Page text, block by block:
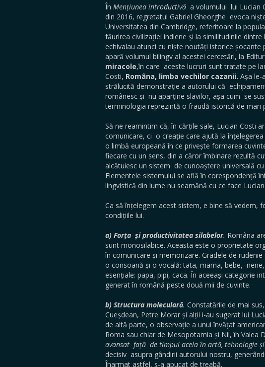
În Mențiunea introductivă a volumului lui Lucian
din 2016, regretatul Gabriel Gheorghe evoca
Universitatea din Cambridge, referitoare la
făurirea civilizației indiene și la similitudinile
echivalau atunci cu niște noutăți istorice
apară volumul bilingv al acestei cercetări, la
miracole,în care aceste lucruri sunt tratate pe
Costi, Româna, limba vechilor cazanii. Așa le-
strălucită demonstrație a autorului că
românesc și nu aparține slavilor, așa cum se
terminologia reprezintă o fraudă istorică de mari
Să ne reamintim că, în cărțile sale, Lucian Costi
comunicare, ci o creație care ajută la
o limbă europeană în ce privește formarea
fiecare cu un sens, din a căror îmbinare rezultă
alcătuiesc un sistem de cunoaștere universală
Elementele sistemului se află în corespondență
lingvistică din lume nu seamănă cu ce face
Ca să înțelegem acest sistem, e bine să vedem,
condițiile lui.
a) Forța și productivitatea silabelor. Româna
sunt monosilabice. Aceasta este o proprietate
în comunicare și memorizare. Gradele de
o consoană și o vocală: tata, mama, bebe,
esențiale: papa, pipi, caca. În aceeași categorie
generat în română peste două mii de cuvinte.
b) Structura moleculară. Constatările de mai
Cueșdean, Petre Morar și alții i-au sugerat lui
de altă parte, o observație a unui învățat
Roma sau chiar de Mesopotamia și Nil, în Valea
avansat față de timpul acela în artă, tehnologie și
decisiv asupra gândirii autorului nostru,
Înarmat astfel, s-a apucat de treabă.